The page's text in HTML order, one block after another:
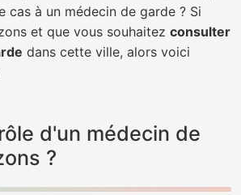
cas à un médecin de garde ? Si
et que vous souhaitez consulter
dans cette ville, alors voici
d'un médecin de
?